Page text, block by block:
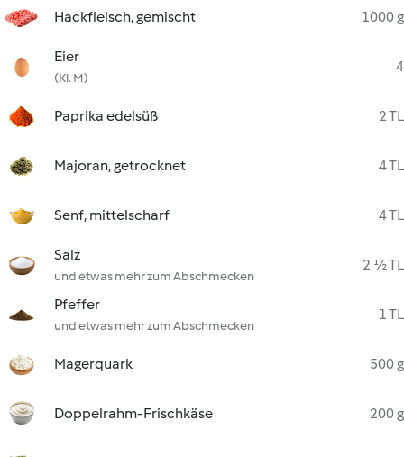
Hackfleisch, gemischt 1000 g
Eier
(Kl. M)
4
Paprika edelsüß 2 TL
Majoran, getrocknet 4 TL
Senf, mittelscharf 4 TL
Salz
und etwas mehr zum Abschmecken
2 ½ TL
Pfeffer
und etwas mehr zum Abschmecken
1 TL
Magerquark 500 g
Doppelrahm-Frischkäse 200 g